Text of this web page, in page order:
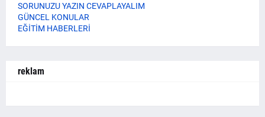
SORUNUZU YAZIN CEVAPLAYALIM
GÜNCEL KONULAR
EĞİTİM HABERLERİ
reklam